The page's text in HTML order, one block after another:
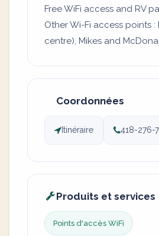
Free WiFi access and RV
Other Wi-Fi access points
centre), Mikes and
Coordonnées
Itinéraire 418-276-
Produits et services
Points d'accès WiFi